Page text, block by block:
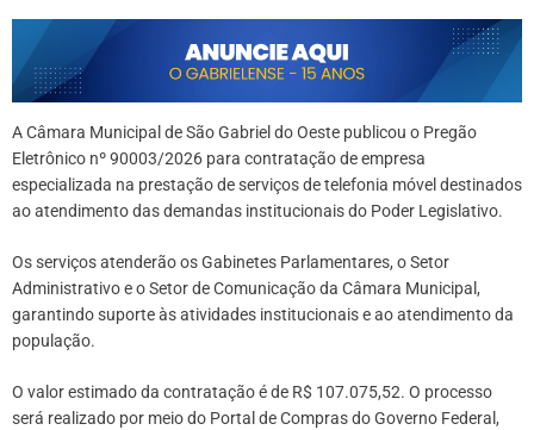
A Câmara Municipal de São Gabriel do Oeste publicou o Pregão
Eletrônico nº 90003/2026 para contratação de empresa
especializada na prestação de serviços de telefonia móvel destinados
ao atendimento das demandas institucionais do Poder Legislativo.
Os serviços atenderão os Gabinetes Parlamentares, o Setor
Administrativo e o Setor de Comunicação da Câmara Municipal,
garantindo suporte às atividades institucionais e ao atendimento da
população.
O valor estimado da contratação é de R$ 107.075,52. O processo
será realizado por meio do Portal de Compras do Governo Federal,